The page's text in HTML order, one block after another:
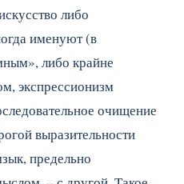
либо
именуют (в
либо крайне
экспрессионизм
очищение
выразительности
предельно